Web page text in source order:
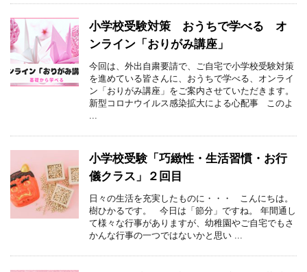
小学校受験対策 おうちで学べる オ
ンライン「おりがみ講座」
今回は、外出自粛要請で、ご自宅で小学校受験対策
を進めている皆さんに、おうちで学べる、オンライ
ン「おりがみ講座」をご案内させていただきます。
新型コロナウイルス感染拡大による心配事 このよ
小学校受験「巧緻性・生活習慣・お行
儀クラス」２回目
日々の生活を充実したものに・・・ こんにちは。
樹ひかるです。 今日は「節分」ですね。 年間通し
て様々な行事がありますが、幼稚園やご自宅でもさ
かんな行事の一つではないかと思い ...